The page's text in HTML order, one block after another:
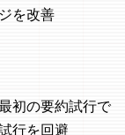
を改善
最初の要約試行で
行を回避